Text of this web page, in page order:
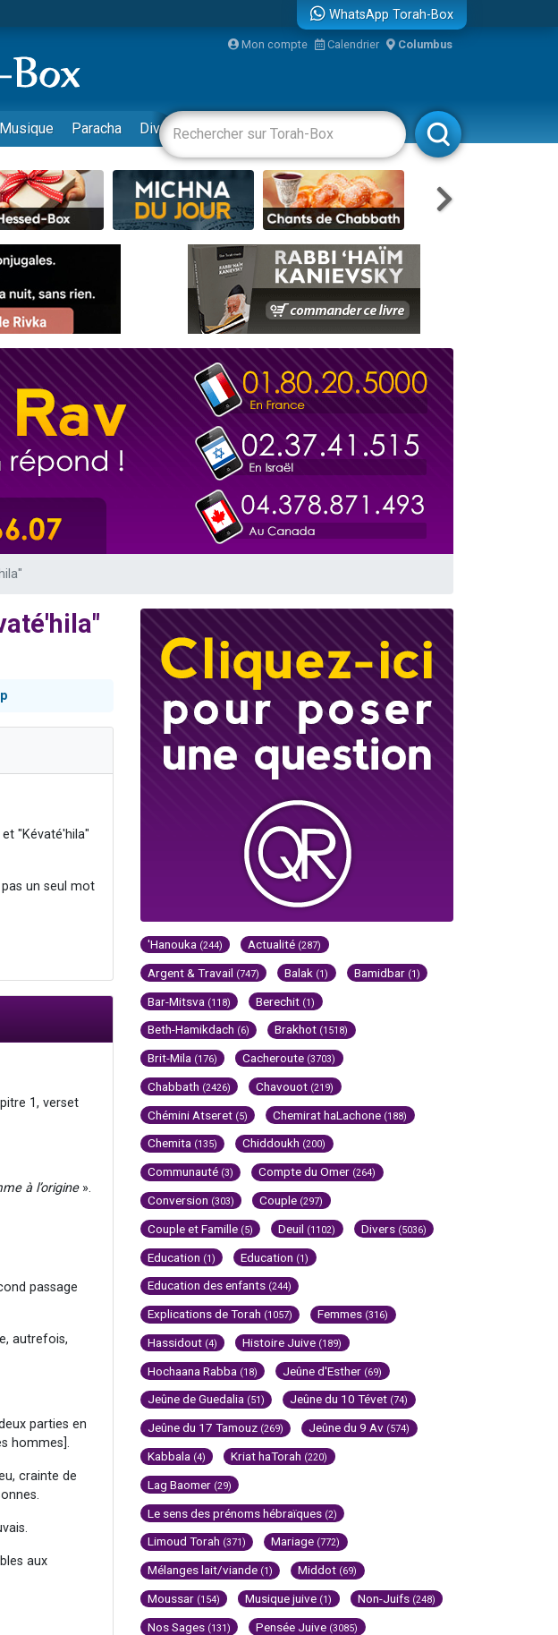
d'Israel
dans un appartement insalubre
et le Birkat Hamazone à travers le temps
de Yohan
risquent de perdre leur maman
enfants, victime de violences...
WhatsApp Torah-Box
Mon compte Calendrier Columbus
Musique Paracha Divertissements Livres Rabbanim
"Kévaté'hila"
un seul mot
1, verset
à l’origine».
passage
autrefois,
parties en
hommes].
crainte de
aux
'Hanouka (244) Actualité (287)
Argent & Travail (747) Balak (1) Bamidbar (1)
Bar-Mitsva (118) Berechit (1)
Beth-Hamikdach (6) Brakhot (1518)
Brit-Mila (176) Cacheroute (3703)
Chabbath (2426) Chavouot (219)
Chémini Atseret (5) Chemirat haLachone (188)
Chemita (135) Chiddoukh (200)
Communauté (3) Compte du Omer (264)
Conversion (303) Couple (297)
Couple et Famille (5) Deuil (1102) Divers (5036)
Education (1) Education (1)
Education des enfants (244)
Explications de Torah (1057) Femmes (316)
Hassidout (4) Histoire Juive (189)
Hochaana Rabba (18) Jeûne d'Esther (69)
Jeûne de Guedalia (51) Jeûne du 10 Tévet (74)
Jeûne du 17 Tamouz (269) Jeûne du 9 Av (574)
Kabbala (4) Kriat haTorah (220)
Lag Baomer (29)
Le sens des prénoms hébraïques (2)
Limoud Torah (371) Mariage (772)
Mélanges lait/viande (1) Middot (69)
Moussar (154) Musique juive (1) Non-Juifs (248)
Nos Sages (131) Pensée Juive (3085)